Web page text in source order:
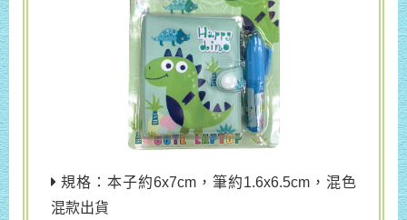
規格：本子約6x7cm，筆約1.6x6.5cm，混色
混款出貨